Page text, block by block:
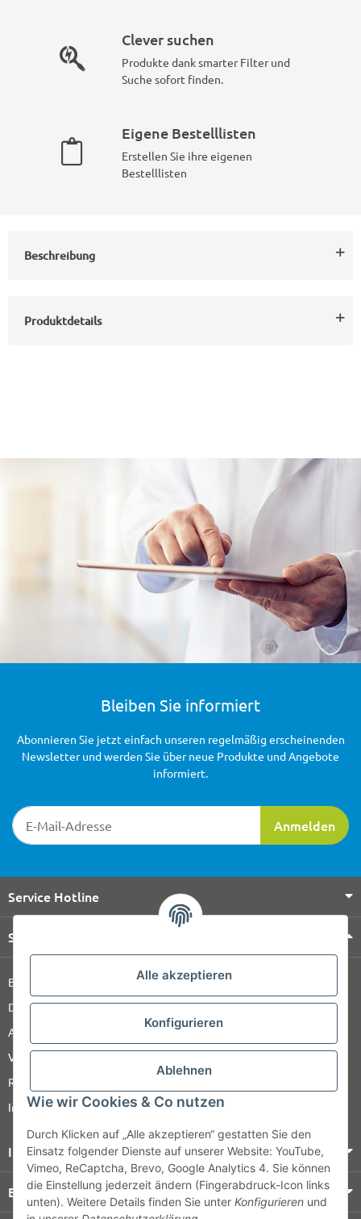
Alle akzeptieren
Konfigurieren
Ablehnen
Wie wir Cookies & Co nutzen
Durch Klicken auf „Alle akzeptieren“ gestatten Sie den
Einsatz folgender Dienste auf unserer Website: YouTube,
Vimeo, ReCaptcha, Brevo, Google Analytics 4. Sie können
die Einstellung jederzeit ändern (Fingerabdruck-Icon links
unten). Weitere Details finden Sie unter Konfigurieren und
Clever suchen
Produkte dank smarter Filter und
Suche sofort finden.
Eigene Bestelllisten
Erstellen Sie ihre eigenen
Bestelllisten
Beschreibung
Produktdetails
Bleiben Sie informiert
Newsletter-Registrierung
Anmelden
Abonnieren Sie jetzt einfach unseren regelmäßig erscheinenden
Newsletter und werden Sie über neue Produkte und Angebote
informiert.
Service Hotline
Shop Service
Barrierefreiheitserklärung
Datenschutz
AGB
Versandinformationen
Retour
Impressum
Informationen
Bezahlung & Versand